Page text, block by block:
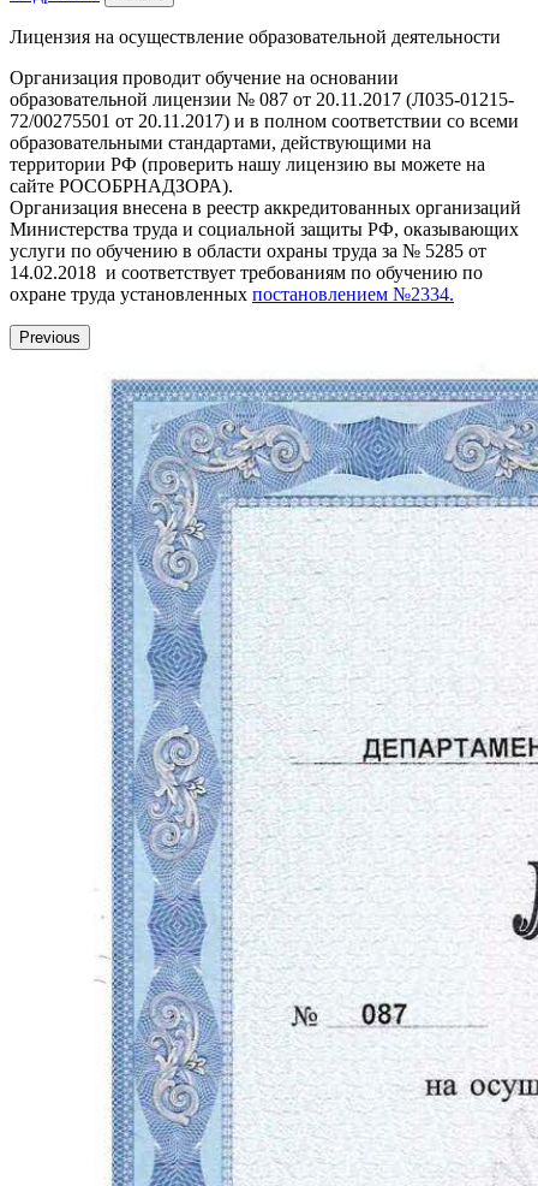
Лицензия на осуществление образовательной деятельности
Организация проводит обучение на основании
образовательной лицензии № 087 от 20.11.2017 (Л035-01215-
72/00275501 от 20.11.2017) и в полном соответствии со всеми
образовательными стандартами, действующими на
территории РФ (проверить нашу лицензию вы можете на
сайте РОСОБРНАДЗОРА).
Организация внесена в реестр аккредитованных организаций
Министерства труда и социальной защиты РФ, оказывающих
услуги по обучению в области охраны труда за № 5285 от
14.02.2018 и соответствует требованиям по обучению по
охране труда установленных постановлением №2334.
Previous